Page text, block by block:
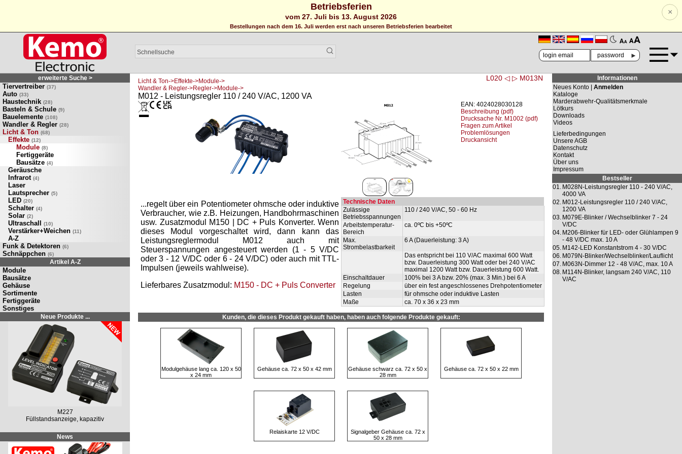
Betriebsferien
vom 27. Juli bis 13. August 2026
Bestellungen nach dem 16. Juli werden erst nach unseren Betriebsferien bearbeitet
×
🗛 🗚
►
erweiterte Suche >
Tiervertreiber (37)
Auto (33)
Haustechnik (28)
Basteln & Schule (9)
Bauelemente (108)
Wandler & Regler (28)
Licht & Ton (68)
Effekte (12)
Module (8)
Fertiggeräte
Bausätze (4)
Geräusche
Infrarot (4)
Laser
Lautsprecher (5)
LED (20)
Schalter (4)
Solar (2)
Ultraschall (10)
Verstärker+Weichen (11)
A-Z
Funk & Detektoren (6)
Schnäppchen (6)
Artikel A-Z
Module
Bausätze
Gehäuse
Sortimente
Fertiggeräte
Sonstiges
Neue Produkte ...
M227
Füllstandsanzeige, kapazitiv
News
L020 ◁ ▷ M013N
Licht & Ton->Effekte->Module->
Wandler & Regler->Regler->Module->
M012 - Leistungsregler 110 / 240 V/AC, 1200 VA
EAN: 4024028030128
Beschreibung (pdf)
Drucksache Nr. M1002 (pdf)
Fragen zum Artikel
Problemlösungen
Druckansicht
Technische Daten
Zulässige
Betriebsspannungen
110 / 240 V/AC, 50 - 60 Hz
Arbeitstemperatur-
Bereich
ca. 0ºC bis +50ºC
Max.
Strombelastbarkeit
6 A (Dauerleistung: 3 A)
Das entspricht bei 110 V/AC maximal 600 Watt
bzw. Dauerleistung 300 Watt oder bei 240 V/AC
maximal 1200 Watt bzw. Dauerleistung 600 Watt.
Einschaltdauer
100% bei 3 A bzw. 20% (max. 3 Min.) bei 6 A
Regelung
über ein fest angeschlossenes Drehpotentiometer
Lasten
für ohmsche oder induktive Lasten
Maße
ca. 70 x 36 x 23 mm
...regelt über ein Potentiometer ohmsche oder induktive
Verbraucher, wie z.B. Heizungen, Handbohrmaschinen
usw. Zusatzmodul M150 | DC + Puls Konverter. Wenn
dieses Modul vorgeschaltet wird, dann kann das
Leistungsreglermodul M012 auch mit
Steuerspannungen angesteuert werden (1 - 5 V/DC
oder 3 - 12 V/DC oder 6 - 24 V/DC) oder auch mit TTL-
Impulsen (jeweils wahlweise).
Lieferbares Zusatzmodul: M150 - DC + Puls Converter
Kunden, die dieses Produkt gekauft haben, haben auch folgende Produkte gekauft:
Modulgehäuse lang ca. 120 x 50
x 24 mm
Gehäuse ca. 72 x 50 x 42 mm
Gehäuse schwarz ca. 72 x 50 x
28 mm
Gehäuse ca. 72 x 50 x 22 mm
Relaiskarte 12 V/DC
Signalgeber Gehäuse ca. 72 x
50 x 28 mm
Informationen
Neues Konto | Anmelden
Kataloge
Marderabwehr-Qualitätsmerkmale
Lötkurs
Downloads
Videos
Lieferbedingungen
Unsere AGB
Datenschutz
Kontakt
Über uns
Impressum
Bestseller
01. M028N-Leistungsregler 110 - 240 V/AC,
4000 VA
02. M012-Leistungsregler 110 / 240 V/AC,
1200 VA
03. M079E-Blinker / Wechselblinker 7 - 24
V/DC
04. M206-Blinker für LED- oder Glühlampen 9
- 48 V/DC max. 10 A
05. M142-LED Konstantstrom 4 - 30 V/DC
06. M079N-Blinker/Wechselblinker/Lauflicht
07. M063N-Dimmer 12 - 48 V/AC, max. 10 A
08. M114N-Blinker, langsam 240 V/AC, 110
V/AC